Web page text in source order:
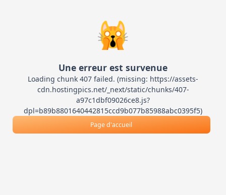
🙀
Une erreur est survenue
Loading chunk 407 failed. (missing: https://assets-
cdn.hostingpics.net/_next/static/chunks/407-
a97c1dbf09026ce8.js?
dpl=b89b8801640442815ccd9b077b85988abc0395f5)
Page d'accueil